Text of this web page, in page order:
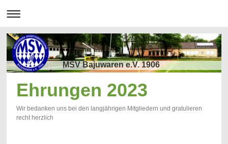
MSV Bajuwaren e.V. 1906
Ehrungen 2023
Wir bedanken uns bei den langjährigen Mitgliedern und gratulieren
recht herzlich